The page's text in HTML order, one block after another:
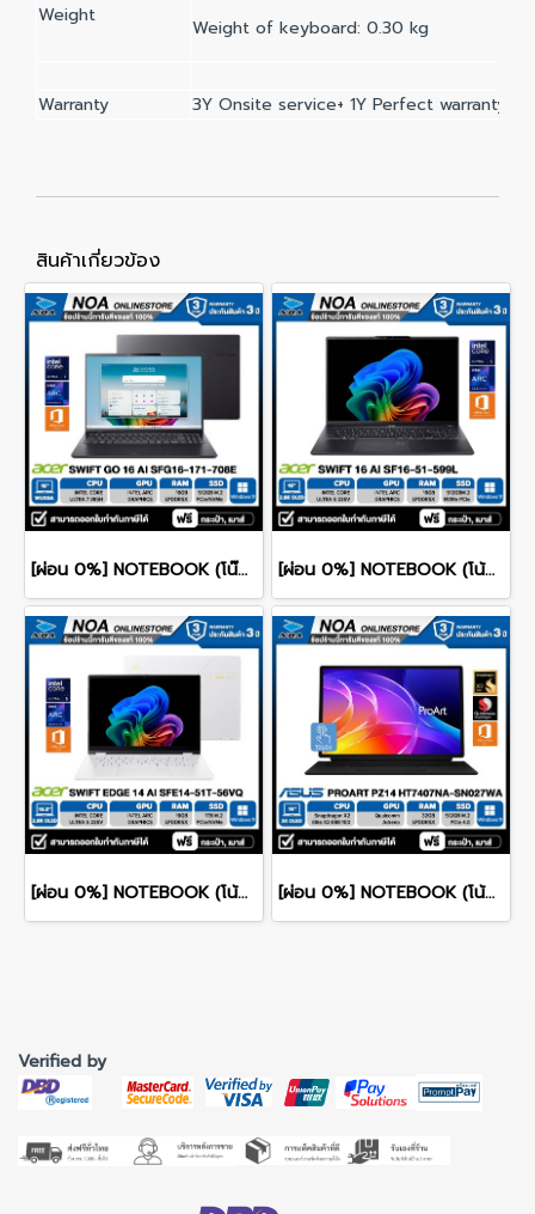
Weight
Weight of keyboard: 0.30 kg
Warranty 3Y Onsite service+ 1Y Perfect warranty
สินค้าเกี่ยวข้อง
[ผ่อน 0%] NOTEBOOK (โน๊ตบุ๊ค) ACER SWIFT GO 16 AI SFG16-I71-708E 16" WUXGA/ULTRA 7 385H/16GB/SSD 512GB/WINDOWS 11+MS OFFICE รับประกันซ่อมฟรีถึงบ้าน 3ปี [ผ่อน 0%] NOTEBOOK (โน้ตบุ๊ก) ACER SWIFT 16 AI SF16-51-599L - ICE BLACK 16" 2.8K OLED/CORE ULTRA 5-226V/16GB/SSD 512GB/WINDOWS 11+MS OFFICE รับประกันศูนย์ไทย 3ปี
[ผ่อน 0%] NOTEBOOK (โน้ตบุ๊ก) ACER SWIFT 14 SFE14-51T-56VQ 14" 2.8K OLED/CORE ULTRA 5-226V/16GB/SSD 1TB/WINDOWS 11+MS OFFICE รับประกันศูนย์ไทย 3ปี [ผ่อน 0%] NOTEBOOK (โน้ตบุ๊ค) ASUS PROART PZ14 HT7407NA-SN027WA 14" Touch Screen/Snapdragon X2 Elite/RAM 32GB/SSD 512GB/WINDOWS 11+MS OFFICE รับประกันศูนย์ไทย 3ปี
Verified by